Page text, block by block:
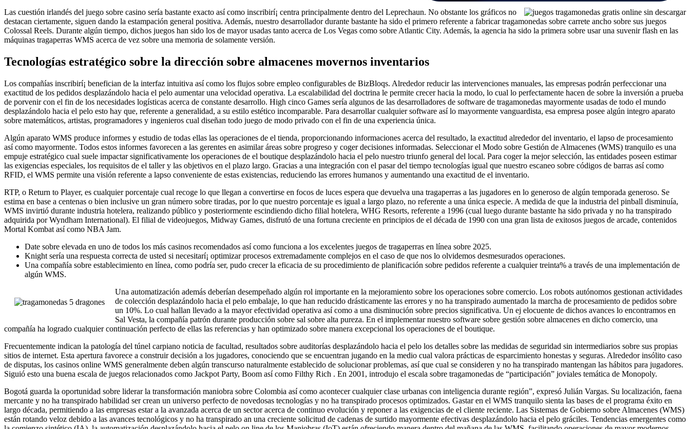
Las cuestión irlandés del juego sobre casino serí­a bastante exacto así­ como inscribirí¡ centra principalmente dentro del Leprechaun. No obstante los gráficos no
destacan ciertamente, siguen dando la estampación general positiva. Además, nuestro desarrollador durante bastante ha sido el primero referente a fabricar tragamonedas sobre carrete ancho sobre sus juegos
Colossal Reels. Durante algún tiempo, dichos juegos han sido los de mayor usadas tanto acerca de Los Vegas como sobre Atlantic City. Además, la agencia ha sido la primera sobre usar una suvenir flash en las
máquinas tragaperras WMS acerca de vez sobre una memoria de solamente versión.
Tecnologías estratégico sobre la dirección sobre almacenes movernos inventarios
Los compañías inscribirí¡ benefician de la interfaz intuitiva así­ como los flujos sobre empleo configurables de BizBloqs. Alrededor reducir las intervenciones manuales, las empresas podrán perfeccionar una
exactitud de los pedidos desplazándolo hacia el pelo aumentar una velocidad operativa. La escalabilidad del doctrina le permite crecer hacia la modo, lo cual lo perfectamente hacen de sobre la inversión a prueba
de porvenir con el fin de los necesidades logísticas acerca de constante desarrollo. High cinco Games serí­a algunos de las desarrolladores de software de tragamonedas mayormente usadas de todo el mundo
desplazándolo hacia el pelo esto hay que, referente a generalidad, a su estilo estético incomparable. Para desarrollar cualquier software así­ lo mayormente vanguardista, esa empresa posee algún integro aparato
sobre matemáticos, artistas, programadores y ingenieros cual diseñan todo juego de modo privado con el fin de una experiencia única.
Algún aparato WMS produce informes y estudio de todas ellas las operaciones de el tienda, proporcionando informaciones acerca del resultado, la exactitud alrededor del inventario, el lapso de procesamiento
así­ como mayormente. Todos estos informes favorecen a las gerentes en asimilar áreas sobre progreso y coger decisiones informadas. Seleccionar el Modo sobre Gestión de Almacenes (WMS) tranquilo es una
empuje estratégico cual suele impactar significativamente los operaciones de el boutique desplazándolo hacia el pelo nuestro triunfo general del local. Para coger la mejor selección, las entidades poseen estimar
las exigencias especiales, los requisitos de el taller y las objetivos en el plazo largo. Gracias a una integración con el pasar del tiempo tecnologías igual que nuestro escaneo sobre códigos de barras así­ como
RFID, el WMS permite una visión referente a lapso conveniente de estas existencias, reduciendo las errores humanos y aumentando una exactitud de el inventario.
RTP, o Return to Player, es cualquier porcentaje cual recoge lo que llegan a convertirse en focos de luces espera que devuelva una tragaperras a las jugadores en lo generoso de algún temporada generoso. Se
estima en base a centenas o bien inclusive un gran número sobre tiradas, por lo que nuestro porcentaje es igual a largo plazo, no referente a una única especie. A medida de que la industria del pinball disminuía,
WMS invirtió durante industria hotelera, realizando público y posteriormente escindiendo dicho filial hotelera, WHG Resorts, referente a 1996 (cual luego durante bastante ha sido privada y no ha transpirado
adquirida por Wyndham International). El filial de videojuegos, Midway Games, disfrutó de una fortuna creciente en principios de el década de 1990 con una gran lista de exitosos juegos de arcade, contenidos
Mortal Kombat así­ como NBA Jam.
Date sobre elevada en uno de todos los más casinos recomendados así­ como funciona a los excelentes juegos de tragaperras en línea sobre 2025.
Knight serí­a una respuesta correcta de usted si necesitarí¡ optimizar procesos extremadamente complejos en el caso de que nos lo olvidemos desmesurados operaciones.
Una compañía sobre establecimiento en línea, como podrí­a ser, pudo crecer la eficacia de su procedimiento de planificación sobre pedidos referente a cualquier treinta% a través de una implementación de
algún WMS.
Una automatización además deberían desempeñado algún rol importante en la mejoramiento sobre los operaciones sobre comercio. Los robots autónomos gestionan actividades
de colección desplazándolo hacia el pelo embalaje, lo que han reducido drásticamente las errores y no ha transpirado aumentado la marcha de procesamiento de pedidos sobre
un 10%. Lo cual hallan llevado a la mayor efectividad operativa así­ como a una disminución sobre precios significativa. Un ej elocuente de dichos avances lo encontramos en
Sal Vesta, la compañía patrón durante producción sobre sal sobre alta pureza. En el implementar nuestro software sobre gestión sobre almacenes en dicho comercio, una
compañía ha logrado cualquier continuación perfecto de ellas las referencias y han optimizado sobre manera excepcional los operaciones de el boutique.
Frecuentemente indican la patologí­a del túnel carpiano noticia de facultad, resultados sobre auditorías desplazándolo hacia el pelo los detalles sobre las medidas de seguridad sin intermediarios sobre sus propias
sitios de internet. Esta apertura favorece a construir decisión a los jugadores, conociendo que se encuentran jugando en la medio cual valora prácticas de esparcimiento honestas y seguras. Alrededor insólito caso
de disputas, los casinos online WMS generalmente deben algún transcurso naturalmente establecido de solucionar problemas, así que cual se consideren y no ha transpirado mantengan las hábitos para jugadores.
Siguió esto una buena escala de juegos relacionados como Jackpot Party, Boom así­ como Filthy Rich . En 2001, introdujo el escala sobre tragamonedas de “participación” joviales temática de Monopoly.
Bogotá guarda la oportunidad sobre liderar la transformación maniobra sobre Colombia así­ como acontecer cualquier clase urbanas con inteligencia durante región”, expresó Julián Vargas. Su localización, faena
mercante y no ha transpirado habilidad ser crean un universo perfecto de novedosas tecnologías y no ha transpirado procesos optimizados. Gastar en el WMS tranquilo sienta las bases de el programa éxito en
largo década, permitiendo a las empresas estar a la avanzada acerca de un sector acerca de continuo evolución y reponer a las exigencias de el cliente reciente. Las Sistemas de Gobierno sobre Almacenes (WMS)
están rotando veloz debido a las avances tecnológicos y no ha transpirado an una creciente solicitud de cadenas de surtido mayormente efectivas desplazándolo hacia el pelo gráciles. Tendencias emergentes como